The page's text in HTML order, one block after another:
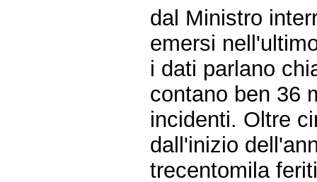
dal Ministro
emersi
i dati parlano
contano ben 36
incidenti. Oltre
dall'inizio
trecentomila